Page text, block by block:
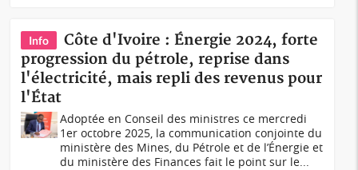
Info
Côte d'Ivoire : Énergie 2024, forte
progression du pétrole, reprise dans
l'électricité, mais repli des revenus pour
l'État
Adoptée en Conseil des ministres ce mercredi
1er octobre 2025, la communication conjointe du
ministère des Mines, du Pétrole et de l’Énergie et
du ministère des Finances fait le point sur le...